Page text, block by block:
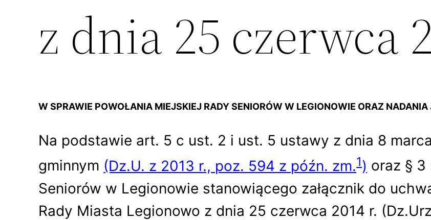
z dnia 25 czerwca
W SPRAWIE POWOŁANIA MIEJSKIEJ RADY SENIORÓW W LEGIONOWIE ORAZ NADANIA
Na podstawie art. 5 c ust. 2 i ust. 5 ustawy z dnia 8
gminnym (Dz.U. z 2013 r., poz. 594 z późn. zm.1) oraz § 3
Seniorów w Legionowie stanowiącego załącznik do
Rady Miasta Legionowo z dnia 25 czerwca 2014 r.